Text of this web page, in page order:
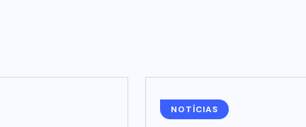
NOTÍCIAS